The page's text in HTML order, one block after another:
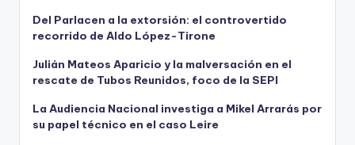
Del Parlacen a la extorsión: el controvertido
recorrido de Aldo López-Tirone
Julián Mateos Aparicio y la malversación en el
rescate de Tubos Reunidos, foco de la SEPI
La Audiencia Nacional investiga a Mikel Arrarás por
su papel técnico en el caso Leire